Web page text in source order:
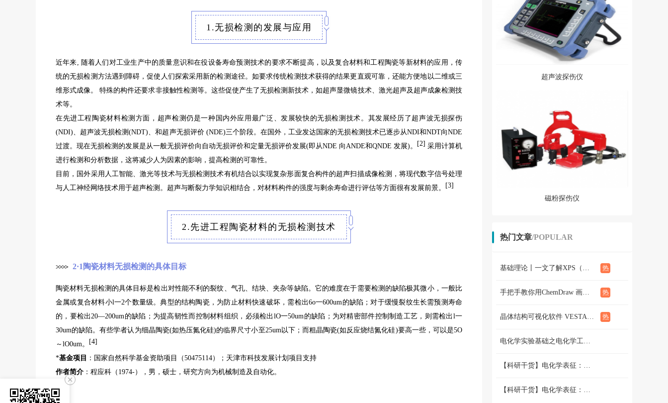
1.无损检测的发展与应用
近年来, 随着人们对工业生产中的质量意识和在役设备寿命预测技术的要求不断提高，以及复合材料和工程陶瓷等新材料的应用，传
统的无损检测方法遇到障碍，促使人们探索采用新的检测途径。如要求传统检测技术获得的结果更直观可靠，还能方便地以二维或三
维形式成像。 特殊的构件还要求非接触性检测等。这些促使产生了无损检测新技术，如超声显微镜技术、激光超声及超声成象检测技
术等。
在先进工程陶瓷材料检测方面，超声检测仍是一种国内外应用最广泛、发展较快的无损检测技术。其发展经历了超声波无损探伤
(NDI)、超声波无损检测(NDT)、和超声无损评价 (NDE)三个阶段。在国外，工业发达国家的无损检测技术已逐步从NDI和NDT向NDE
过渡。现在无损检测的发展是从一般无损评价向自动无损评价和定量无损评价发展(即从NDE 向ANDE和QNDE 发展)。
[2] 采用计算机
进行检测和分析数据，这将减少人为因素的影响，提高检测的可靠性。
目前，国外采用人工智能、激光等技术与无损检测技术有机结合以实现复杂形面复合构件的超声扫描成像检测，将现代数字信号处理
与人工神经网络技术用于超声检测。超声与断裂力学知识相结合，对材料构件的强度与剩余寿命进行评估等方面很有发展前景。
[3]
2.先进工程陶瓷材料的无损检测技术
>>>> 2·1陶瓷材料无损检测的具体目标
陶瓷材料无损检测的具体目标是检出对性能不利的裂纹、气孔、结块、夹杂等缺陷。它的难度在于需要检测的缺陷极其微小，一般比
金属或复合材料小l一2个数量级。典型的结构陶瓷，为防止材料快速破坏，需检出6o一600um的缺陷；对于缓慢裂纹生长需预测寿命
的，要检出20—200um的缺陷；为提高韧性而控制材料组织，必须检出lO一50um的缺陷；为对精密部件控制制造工艺，则需检出l一
30um的缺陷。有些学者认为细晶陶瓷(如热压氮化硅)的临界尺寸小至25um以下；而粗晶陶瓷(如反应烧结氮化硅)要高一些，可以是5O
～lO0um。
[4]
*基金项目 ：国家自然科学基金资助项目（50475114）；天津市科技发展计划项目支持
作者简介 ：程应科（1974-），男，硕士，研究方向为机械制造及自动化。
超声波探伤仪
磁粉探伤仪
热门文章/POPULAR
基础理论丨一文了解XPS（概念、定性定量分析、分析方法、谱线结构）
手把手教你用ChemDraw 画化学结构式：基础篇
晶体结构可视化软件 VESTA使用教程（下篇）
电化学实验基础之电化学工作站篇 （二）三电极和两电极体系的搭建 和测试
【科研干货】电化学表征：循环伏安法详解（上）
【科研干货】电化学表征：循环伏安法详解（下）